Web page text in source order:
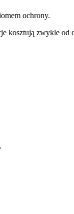
ochrony.
kosztują zwykle od